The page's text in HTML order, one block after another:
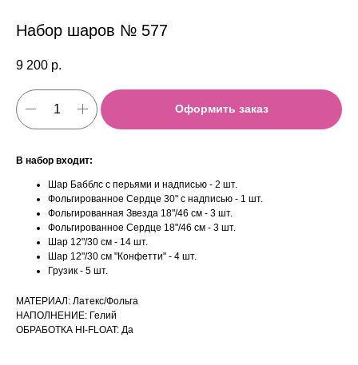
Набор шаров № 577
9 200 р.
Оформить заказ
В набор входит:
Шар Бабблс с перьями и надписью - 2 шт.
Фольгированное Сердце 30" с надписью - 1 шт.
Фольгированная Звезда 18"/46 см - 3 шт.
Фольгированное Сердце 18"/46 см - 3 шт.
Шар 12"/30 см - 14 шт.
Шар 12"/30 см "Конфетти" - 4 шт.
Грузик - 5 шт.
МАТЕРИАЛ: Латекс/Фольга
НАПОЛНЕНИЕ: Гелий
ОБРАБОТКА HI-FLOAT: Да